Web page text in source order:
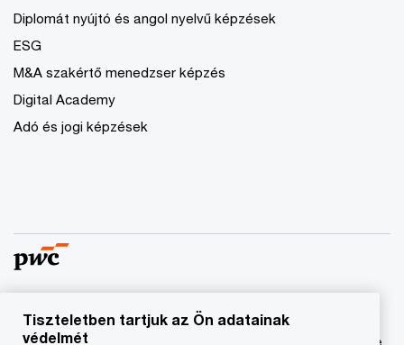
Diplomát nyújtó és angol nyelvű képzések
ESG
M&A szakértő menedzser képzés
Digital Academy
Adó és jogi képzések
© 2023 - 2026 PwC. Minden jog fenntartva. A „PwC”
kifejezés a PricewaterhouseCoopers Könyvvizsgáló Kft.-re
Tiszteletben tartjuk az Ön adatainak
védelmét